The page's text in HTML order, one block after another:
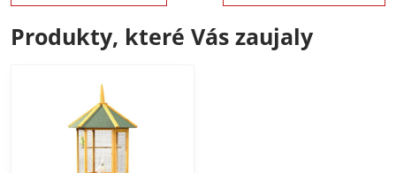
Produkty, které Vás zaujaly